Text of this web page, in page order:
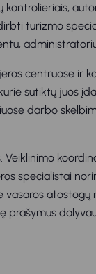
kontrolieriais,
turizmo
centruose ir
sutiktų juos
darbo
Veiklinimo
specialistai
vasaros atostogų
prašymus